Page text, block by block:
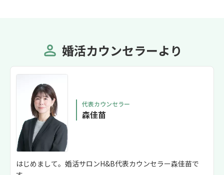
婚活カウンセラーより
代表カウンセラー
森佳苗
はじめまして。婚活サロンH&B代表カウンセラー森佳苗で